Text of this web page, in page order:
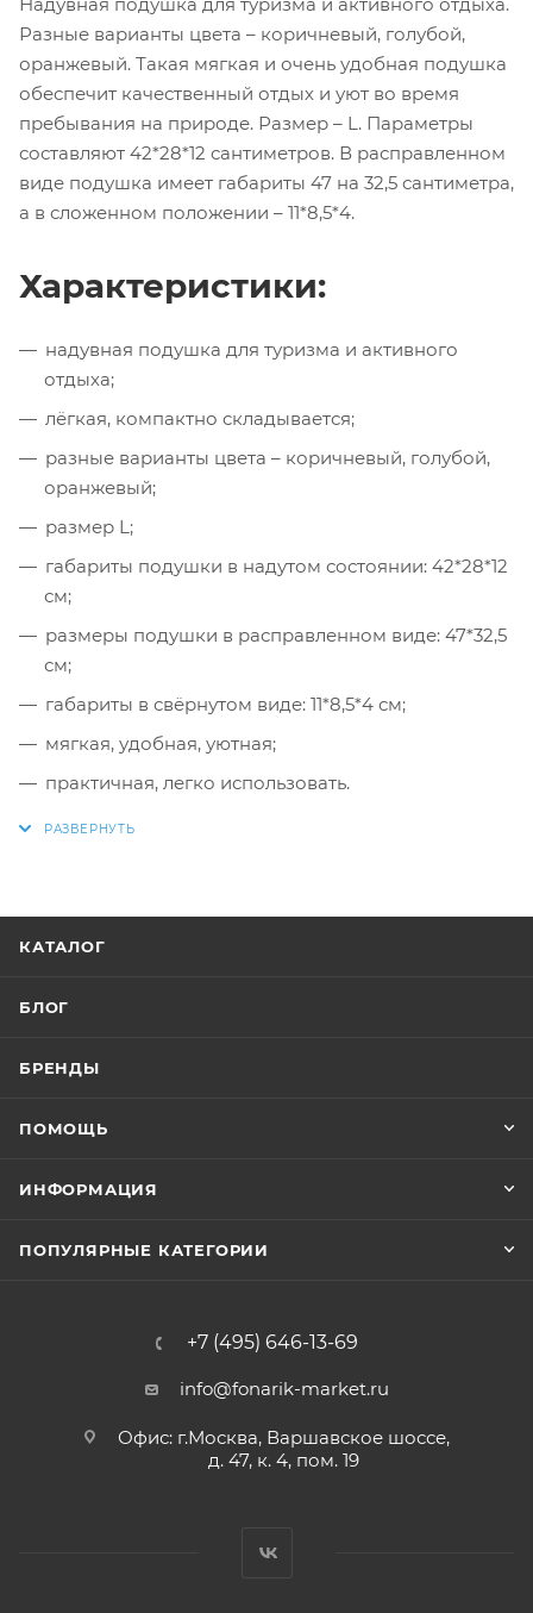
Разные варианты цвета – коричневый, голубой,
оранжевый. Такая мягкая и очень удобная подушка
обеспечит качественный отдых и уют во время
пребывания на природе. Размер – L. Параметры
составляют 42*28*12 сантиметров. В расправленном
виде подушка имеет габариты 47 на 32,5 сантиметра,
а в сложенном положении – 11*8,5*4.
Характеристики:
надувная подушка для туризма и активного
отдыха;
лёгкая, компактно складывается;
разные варианты цвета – коричневый, голубой,
оранжевый;
размер L;
габариты подушки в надутом состоянии: 42*28*12
см;
размеры подушки в расправленном виде: 47*32,5
см;
габариты в свёрнутом виде: 11*8,5*4 см;
мягкая, удобная, уютная;
практичная, легко использовать.
КАТАЛОГ
БЛОГ
БРЕНДЫ
ПОМОЩЬ
ИНФОРМАЦИЯ
ПОПУЛЯРНЫЕ КАТЕГОРИИ
+7 (495) 646-13-69
info@fonarik-market.ru
Офис: г.Москва, Варшавское шоссе,
д. 47, к. 4, пом. 19